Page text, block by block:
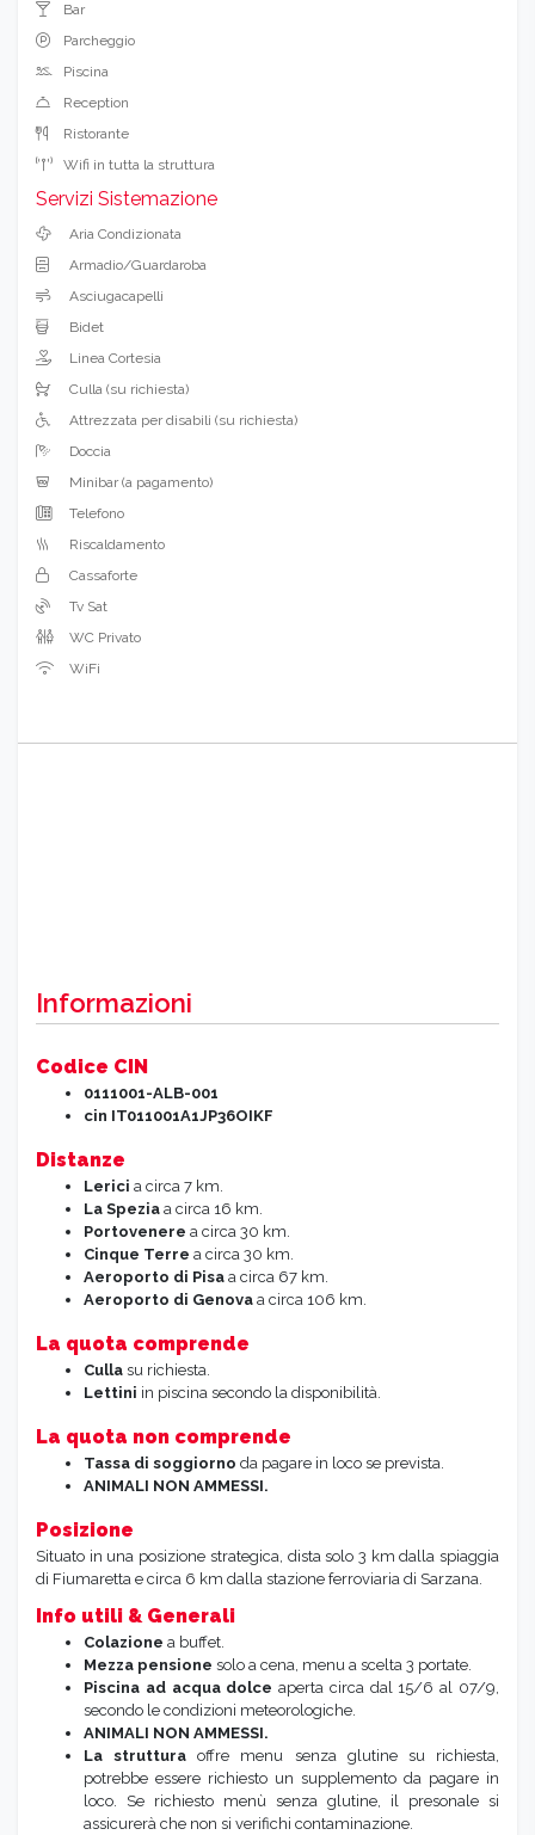
Bar
Parcheggio
Piscina
Reception
Ristorante
Wifi in tutta la struttura
Servizi Sistemazione
Aria Condizionata
Armadio/Guardaroba
Asciugacapelli
Bidet
Linea Cortesia
Culla (su richiesta)
Attrezzata per disabili (su richiesta)
Doccia
Minibar (a pagamento)
Telefono
Riscaldamento
Cassaforte
Tv Sat
WC Privato
WiFi
Informazioni
Codice CIN
0111001-ALB-001
cin IT011001A1JP36OIKF
Distanze
Lerici a circa 7 km.
La Spezia a circa 16 km.
Portovenere a circa 30 km.
Cinque Terre a circa 30 km.
Aeroporto di Pisa a circa 67 km.
Aeroporto di Genova a circa 106 km.
La quota comprende
Culla su richiesta.
Lettini in piscina secondo la disponibilità.
La quota non comprende
Tassa di soggiorno da pagare in loco se prevista.
ANIMALI NON AMMESSI.
Posizione
Situato in una posizione strategica, dista solo 3 km dalla spiaggia
di Fiumaretta e circa 6 km dalla stazione ferroviaria di Sarzana.
Info utili & Generali
Colazione a buffet.
Mezza pensione solo a cena, menu a scelta 3 portate.
Piscina ad acqua dolce aperta circa dal 15/6 al 07/9,
secondo le condizioni meteorologiche.
ANIMALI NON AMMESSI.
La strutturaoffre menu senza glutine su richiesta,
potrebbe essere richiesto un supplemento da pagare in
loco. Se richiesto menù senza glutine, il presonale si
assicurerà che non si verifichi contaminazione.